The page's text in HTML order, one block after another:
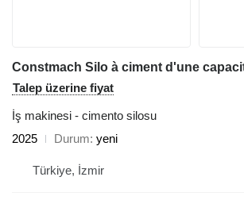
Constmach Silo à ciment d'une
Talep üzerine fiyat
İş makinesi - cimento silosu
2025
Durum yeni
Türkiye, İzmir